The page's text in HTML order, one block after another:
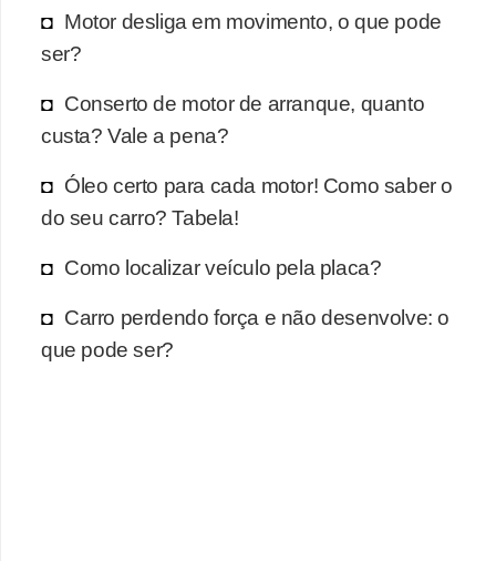
Motor desliga em movimento, o que pode
ser?
Conserto de motor de arranque, quanto
custa? Vale a pena?
Óleo certo para cada motor! Como saber o
do seu carro? Tabela!
Como localizar veículo pela placa?
Carro perdendo força e não desenvolve: o
que pode ser?
a
r
c
a
r
o
D
i
c